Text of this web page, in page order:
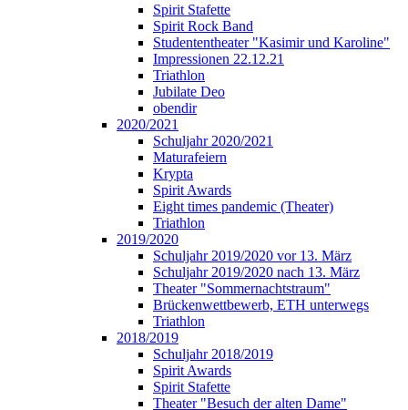
Spirit Stafette
Spirit Rock Band
Studententheater "Kasimir und Karoline"
Impressionen 22.12.21
Triathlon
Jubilate Deo
obendir
2020/2021
Schuljahr 2020/2021
Maturafeiern
Krypta
Spirit Awards
Eight times pandemic (Theater)
Triathlon
2019/2020
Schuljahr 2019/2020 vor 13. März
Schuljahr 2019/2020 nach 13. März
Theater "Sommernachtstraum"
Brückenwettbewerb, ETH unterwegs
Triathlon
2018/2019
Schuljahr 2018/2019
Spirit Awards
Spirit Stafette
Theater "Besuch der alten Dame"